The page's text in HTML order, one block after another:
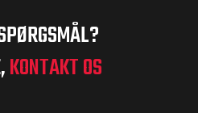
KONTAKT OS